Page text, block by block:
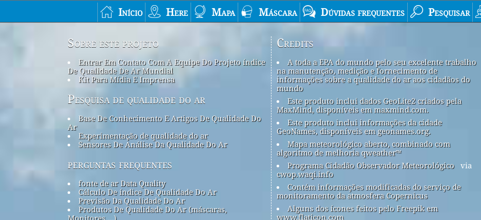
Início Here Mapa Máscara Dúvidas frequentes Pesquisar
Sobre este projeto
Entrar Em Contato Com A Equipe Do Projeto índice
De Qualidade De Ar Mundial
Kit Para Mídia E Imprensa
Pesquisa de qualidade do ar
Base De Conhecimento E Artigos De Qualidade Do
Ar
Experimentação de qualidade do ar
Sensores De Análise Da Qualidade Do Ar
perguntas frequentes
fonte de ar Data Quality
Cálculo De índice De Qualidade Do Ar
Previsão Da Qualidade Do Ar
Produtos De Qualidade Do Ar (máscaras,
Monitores ...)
Credits
A toda a EPA do mundo pelo seu excelente trabalho
na manutenção, medição e fornecimento de
informações sobre a qualidade do ar aos cidadãos do
mundo
Este produto inclui dados GeoLite2 criados pela
MaxMind, disponíveis em maxmind.com.
Este produto inclui informações da cidade
GeoNames, disponíveis em geonames.org.
Mapa meteorológico aberto, combinado com
algoritmo de melhoria qweather™
Programa Cidadão Observador Meteorológico via
cwop.waqi.info
Contém informações modificadas do serviço de
monitoramento da atmosfera Copernicus
Alguns dos ícones feitos pelo Freepik em
www.flaticon.com